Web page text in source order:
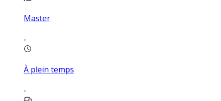
Master
À plein temps